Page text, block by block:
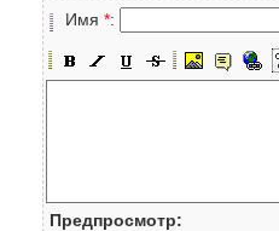
Имя *:
Предпросмотр: